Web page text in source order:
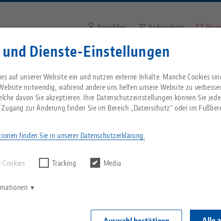
und Dienste-Einstellungen
auf unserer Website ein und nutzen externe Inhalte. Manche Cookies
notwendig, während andere uns helfen unsere Website zu
davon Sie akzeptieren. Ihre Datenschutzeinstellungen können Sie
zur Änderung finden Sie im Bereich „Datenschutz“ oder im
finden Sie in unserer Datenschutzerklärung.
Tracking Media
Website, um landesspezifischen Inhalt zu
usa.com
Alles aus einer Hand
Nullpunktspanntechnik
Breadcrumb
Über LANG
Philosophie
Service
Downloads
FAQ
Aktuelles
Blog
News
Anmelden Anfrageliste
Suchbegriff oder
finden.
übertroffen – AMB 2022 ein voller Erfolg
übertroffen – AMB